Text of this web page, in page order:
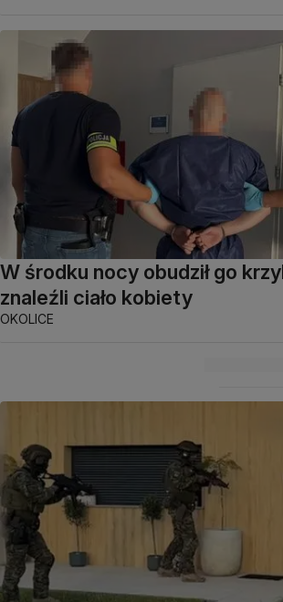
W środku nocy obudził go
znaleźli ciało kobiety
OKOLICE